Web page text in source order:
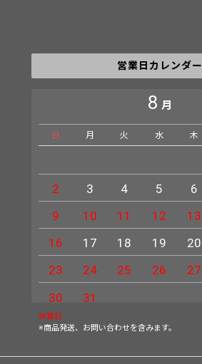
営業日カレンダー
8 月
日 月 火 水 木
2
3 4 5 6
9
10 11 12 13
16
17 18 19 20
23
24 25 26 27
30
31
休業日
※商品発送、お問い合わせを含みます。